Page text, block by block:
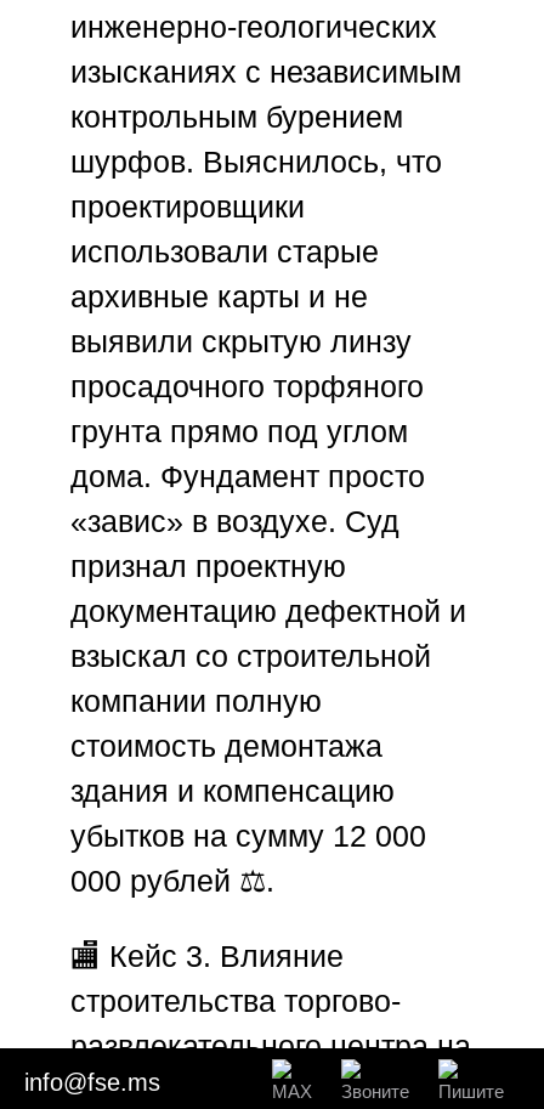
инженерно-геологических
изысканиях с независимым
контрольным бурением
шурфов. Выяснилось, что
проектировщики
использовали старые
архивные карты и не
выявили скрытую линзу
просадочного торфяного
грунта прямо под углом
дома. Фундамент просто
«завис» в воздухе. Суд
признал проектную
документацию дефектной и
взыскал со строительной
компании полную
стоимость демонтажа
здания и компенсацию
убытков на сумму 12 000
000 рублей ⚖️.
🏬 Кейс 3. Влияние
строительства торгово-
развлекательного центра на
соседнее историческое
info@fse.ms